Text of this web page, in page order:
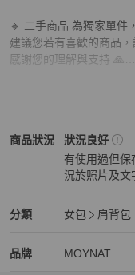
🔹 二手商品 為獨家單件
建議您若有喜歡的商品
感謝您的理解與支持 🙏
再次感謝您的配合與體諒
💳 支援 零卡分期付款，
⚠️ 注意事項：二手商品
商品狀況
MOYNAT 女包商品狀態與
狀況良好
有使用過但
況於照片及文
分類
MOYNAT 女包分類資訊
女包
肩背包
品牌
MOYNAT 精品女包品牌介
MOYNAT
MOYNAT 推薦清單